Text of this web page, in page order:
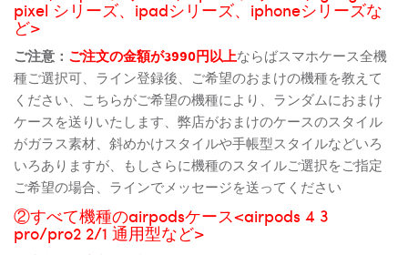
pixel シリーズ、ipadシリーズ、iphoneシリーズな
ど>
ご注意： ご注文の金額が3990円以上ならばスマホケース全機
種ご選択可、ライン登録後、ご希望のおまけの機種を教えて
ください、こちらがご希望の機種により、ランダムにおまけ
ケースを送りいたします、弊店がおまけのケースのスタイル
がガラス素材、斜めかけスタイルや手帳型スタイルなどいろ
いろありますが、もしさらに機種のスタイルご選択をご指定
ご希望の場合、ラインでメッセージを送ってください
②すべて機種のairpodsケース<airpods 4 3
pro/pro2 2/1 通用型など>